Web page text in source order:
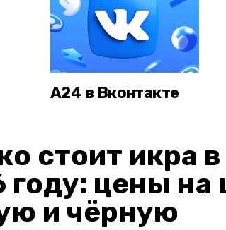
А24 в Вконтакте
стоит икра
году: цены
и чёрную